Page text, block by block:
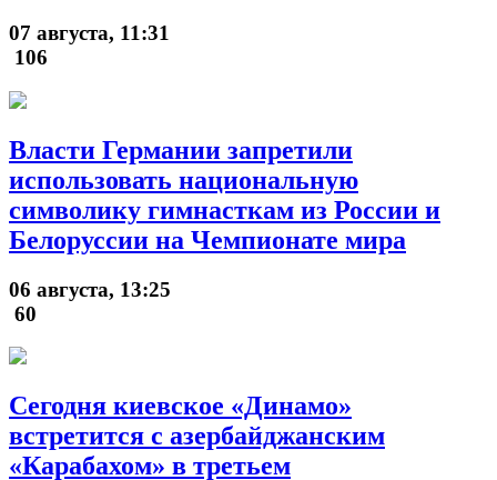
07 августа, 11:31
106
Власти Германии запретили
использовать национальную
символику гимнасткам из России и
Белоруссии на Чемпионате мира
06 августа, 13:25
60
Сегодня киевское «Динамо»
встретится с азербайджанским
«Карабахом» в третьем